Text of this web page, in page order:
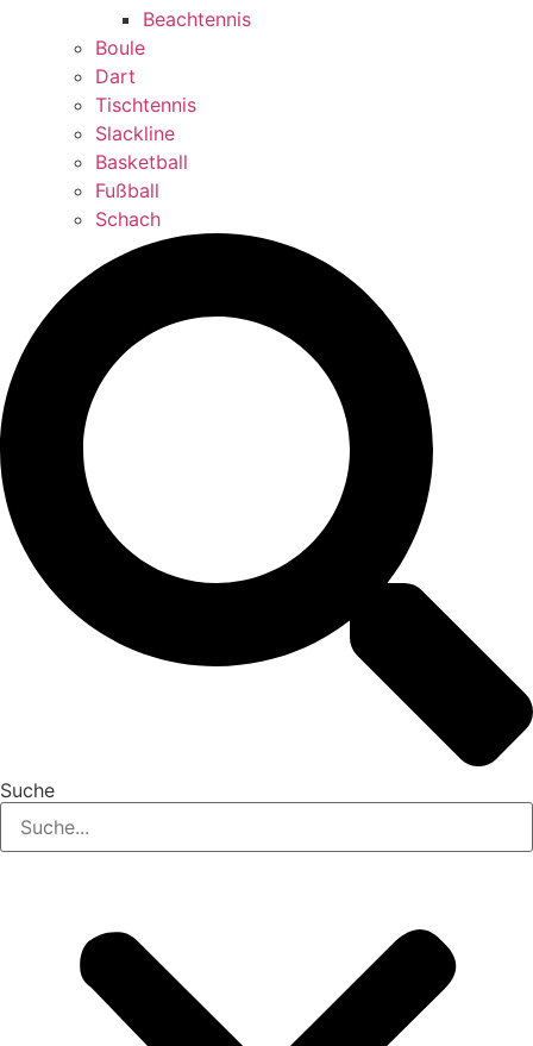
Beachtennis
Boule
Dart
Tischtennis
Slackline
Basketball
Fußball
Schach
Suche